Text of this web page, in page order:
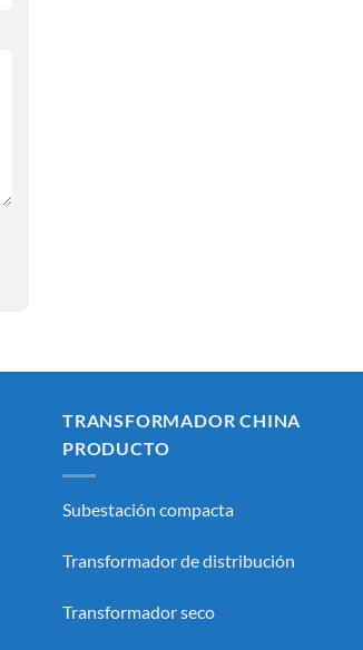
TRANSFORMADOR CHINA
PRODUCTO
Subestación compacta
Transformador de distribución
Transformador seco